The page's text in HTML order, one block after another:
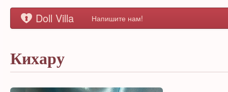
Doll Villa Напишите нам!
Кихару